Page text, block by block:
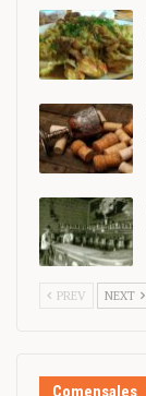
PREV NEXT
Comensales